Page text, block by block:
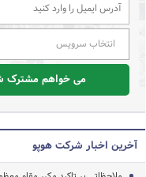
انتخاب سرویس
می خواهم مشترک
آخرین اخبار شرکت هوپو